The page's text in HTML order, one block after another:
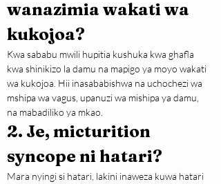
wanazimia wakati wa
kukojoa?
Kwa sababu mwili hupitia kushuka kwa ghafla
kwa shinikizo la damu na mapigo ya moyo wakati
wa kukojoa. Hii inasababishwa na uchochezi wa
mshipa wa vagus, upanuzi wa mishipa ya damu,
na mabadiliko ya mkao.
2. Je, micturition
syncope ni hatari?
Mara nyingi si hatari, lakini inaweza kuwa hatari